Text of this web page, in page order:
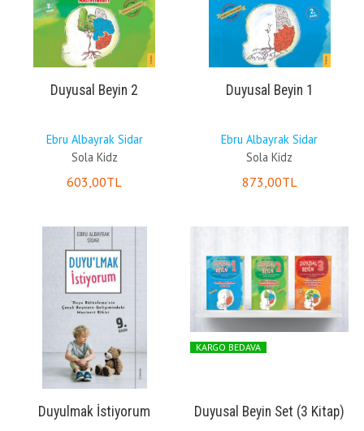
Duyusal Beyin 2
Ebru Albayrak Sidar
Sola Kidz
603 ,00TL
Duyusal Beyin 1
Ebru Albayrak Sidar
Sola Kidz
873 ,00TL
Duyulmak İstiyorum
KARGO BEDAVA
Duyusal Beyin Set (3 Kitap)